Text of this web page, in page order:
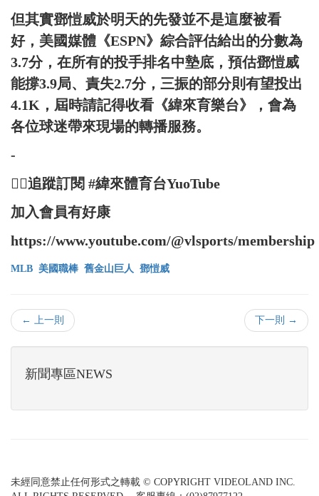
但其實鄧愷威於明天的先發並不是這麼被看
好，美國媒體《ESPN》綜合評估給出的分數為
3.7分，在所有的投手排名中墊底，預估鄧愷威
能撐3.9局、責失2.7分，三振的部分則有望投出
4.1K，屆時請記得收看《緯來育樂台》，會為
各位球迷帶來現場的轉播服務。
-
👉🏻追蹤訂閱 #緯來體育台YuoTube
加入會員有好康
https://www.youtube.com/@vlsports/membership
MLB 美國職棒 舊金山巨人 鄧愷威
← 上一則 下一則 →
新聞專區NEWS
未經同意禁止任何形式之轉載 © COPYRIGHT VIDEOLAND INC.